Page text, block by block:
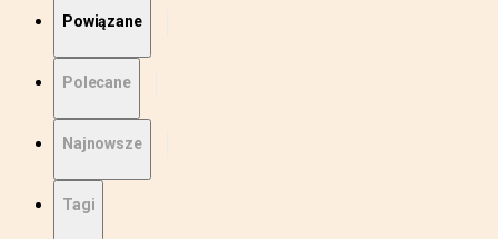
Powiązane
Polecane
Najnowsze
Tagi